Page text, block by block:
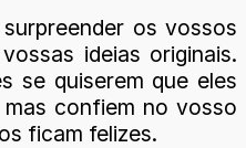
os vossos
ideias originais.
se quiserem que eles
confiem no vosso
ficam felizes.